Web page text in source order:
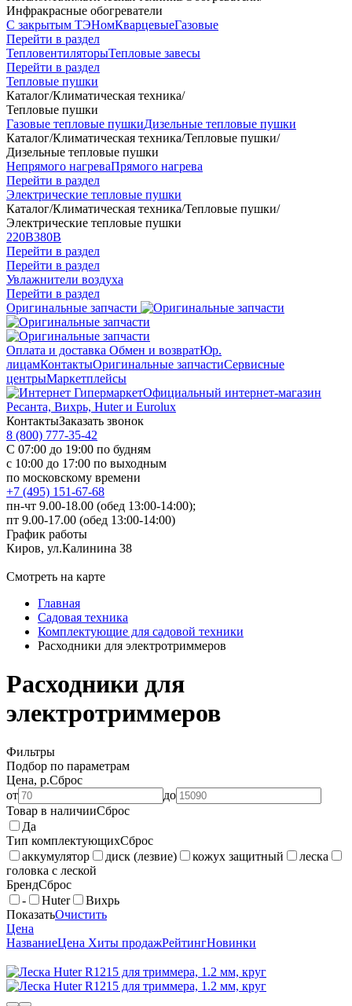
Инфракрасные обогреватели
С закрытым ТЭНомКварцевыеГазовые
Перейти в раздел
ТепловентиляторыТепловые завесы
Перейти в раздел
Тепловые пушки
Каталог/Климатическая техника/
Тепловые пушки
Газовые тепловые пушкиДизельные тепловые пушки
Каталог/Климатическая техника/Тепловые пушки/
Дизельные тепловые пушки
Непрямого нагреваПрямого нагрева
Перейти в раздел
Электрические тепловые пушки
Каталог/Климатическая техника/Тепловые пушки/
Электрические тепловые пушки
220В380В
Перейти в раздел
Перейти в раздел
Увлажнители воздуха
Перейти в раздел
Оригинальные запчасти
Оплата и доставка Обмен и возвратЮр.
лицамКонтактыОригинальные запчастиСервисные
центрыМаркетплейсы
Официальный интернет-магазин
Ресанта, Вихрь, Huter и Eurolux
КонтактыЗаказать звонок
8 (800) 777-35-42
С 07:00 до 19:00 по будням
с 10:00 до 17:00 по выходным
по московскому времени
+7 (495) 151-67-68
пн-чт 9.00-18.00 (обед 13:00-14:00);
пт 9.00-17.00 (обед 13:00-14:00)
График работы
Киров, ул.Калинина 38
Смотреть на карте
Главная
Садовая техника
Комплектующие для садовой техники
Расходники для электротриммеров
Расходники для
электротриммеров
Фильтры
Подбор по параметрам
Цена, р.Сброс
от
до
Товар в наличииСброс
Да
Тип комплектующихСброс
аккумулятор
диск (лезвие) кожух защитный
леска
головка с леской
БрендСброс
-
Huter
Вихрь
ПоказатьОчистить
Цена
НазваниеЦена Хиты продажРейтингНовинки